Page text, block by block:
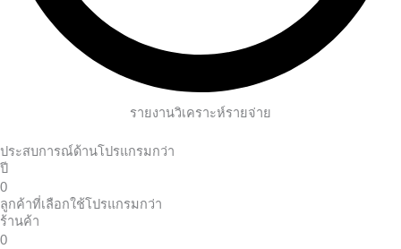
รายงานวิเคราะห์รายจ่าย
ประสบการณ์ด้านโปรแกรมกว่า
ปี
0
ลูกค้าที่เลือกใช้โปรแกรมกว่า
ร้านค้า
0